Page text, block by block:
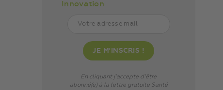
Innovation
En cliquant j’accepte d’être
abonné(e) à la lettre gratuite Santé